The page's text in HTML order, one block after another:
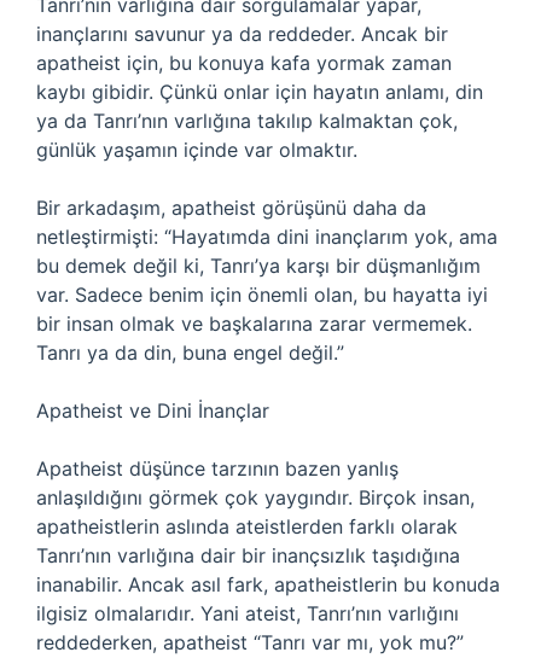
Tanrı’nın varlığına dair sorgulamalar yapar,
inançlarını savunur ya da reddeder. Ancak bir
apatheist için, bu konuya kafa yormak zaman
kaybı gibidir. Çünkü onlar için hayatın anlamı, din
ya da Tanrı’nın varlığına takılıp kalmaktan çok,
günlük yaşamın içinde var olmaktır.
Bir arkadaşım, apatheist görüşünü daha da
netleştirmişti: “Hayatımda dini inançlarım yok, ama
bu demek değil ki, Tanrı’ya karşı bir düşmanlığım
var. Sadece benim için önemli olan, bu hayatta iyi
bir insan olmak ve başkalarına zarar vermemek.
Tanrı ya da din, buna engel değil.”
Apatheist ve Dini İnançlar
Apatheist düşünce tarzının bazen yanlış
anlaşıldığını görmek çok yaygındır. Birçok insan,
apatheistlerin aslında ateistlerden farklı olarak
Tanrı’nın varlığına dair bir inançsızlık taşıdığına
inanabilir. Ancak asıl fark, apatheistlerin bu konuda
ilgisiz olmalarıdır. Yani ateist, Tanrı’nın varlığını
reddederken, apatheist “Tanrı var mı, yok mu?”